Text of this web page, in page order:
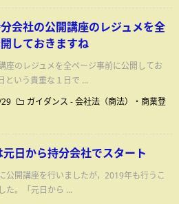
会社の公開講座のレジュメを全
しておきますね
座のレジュメを全ページ事前に公開してお
という貴重な１日で ...
ガイダンス -会社法（商法）・商業登
日から持分会社でスタート
公開講座を行いましたが，2019年も行うこ
た。「元日から ...